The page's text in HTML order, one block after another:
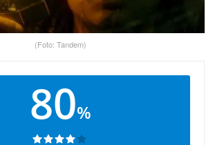
(Foto: Tandem)
80%